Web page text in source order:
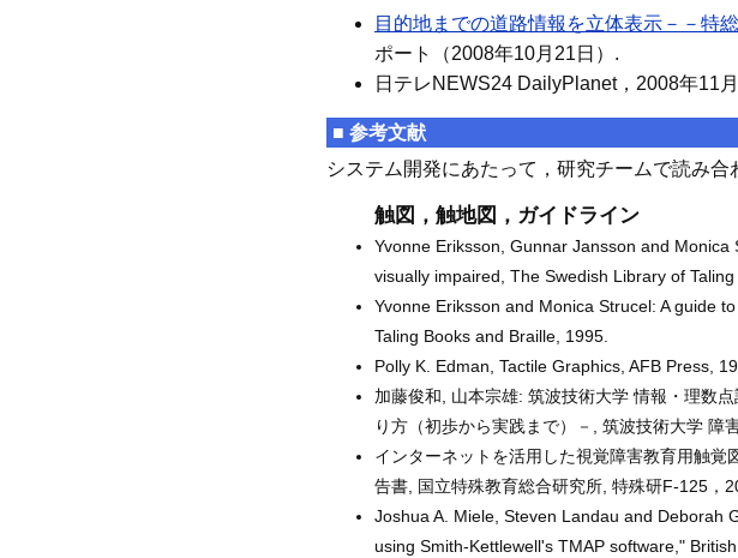
目的地までの道路情報を立体表示－－特
ポート（2008年10月21日）.
日テレNEWS24 DailyPlanet，2008年11
■ 参考文献
システム開発にあたって，研究チームで読み合
触図，触地図，ガイドライン
Yvonne Eriksson, Gunnar Jansson and
visually impaired, The Swedish Library of
Yvonne Eriksson and Monica Strucel: A guide
Taling Books and Braille, 1995.
Polly K. Edman, Tactile Graphics, AFB Press,
加藤俊和, 山本宗雄: 筑波技術大学 情報・理数
り方（初歩から実践まで）－, 筑波技術大学 障
インターネットを活用した視覚障害教育用触
告書, 国立特殊教育総合研究所, 特殊研F-125，
Joshua A. Miele, Steven Landau and Deborah
using Smith-Kettlewell's TMAP software,"